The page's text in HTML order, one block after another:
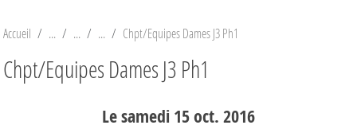
Accueil Chpt/Equipes Dames J3 Ph1
Chpt/Equipes Dames J3 Ph1
Lesamedi15oct.2016